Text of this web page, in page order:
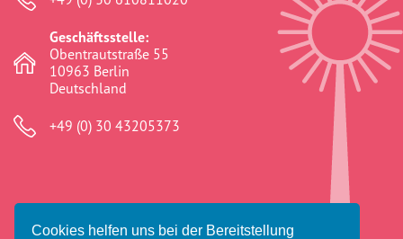
Cookies helfen uns bei der Bereitstellung
Geschäftsstelle:
Obentrautstraße 55
10963 Berlin
Deutschland
+49 (0) 30 43205373